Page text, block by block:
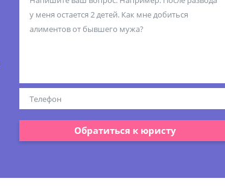
Обратиться к юристу